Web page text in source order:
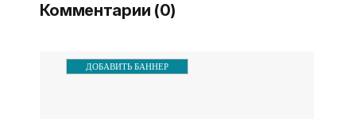
Комментарии (0)
ДОБАВИТЬ БАННЕР